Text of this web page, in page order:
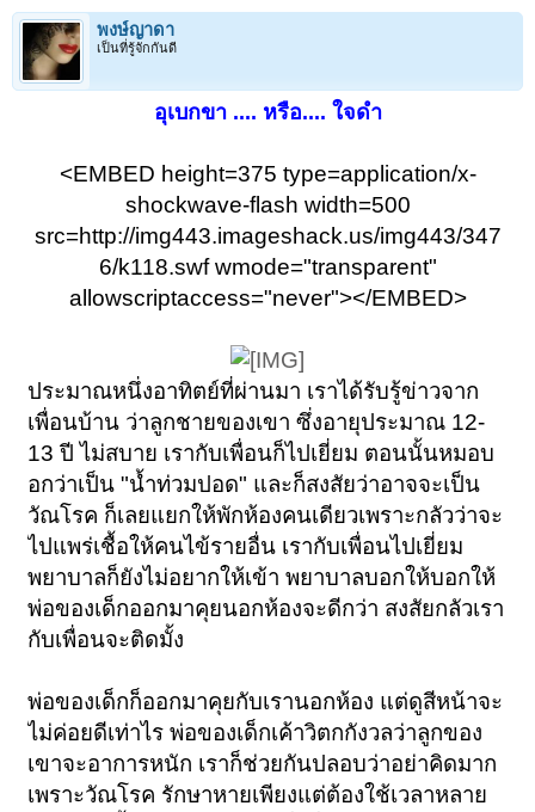
พงษ์ญาดา
เป็นที่รู้จักกันดี
อุเบกขา .... หรือ.... ใจดำ
<EMBED height=375 type=application/x-
shockwave-flash width=500
src=http://img443.imageshack.us/img443/347
6/k118.swf wmode="transparent"
allowscriptaccess="never"></EMBED>
ประมาณหนึ่งอาทิตย์ที่ผ่านมา เราได้รับรู้ข่าวจาก
เพื่อนบ้าน ว่าลูกชายของเขา ซึ่งอายุประมาณ 12-
13 ปี ไม่สบาย เรากับเพื่อนก็ไปเยี่ยม ตอนนั้นหมอบ
อกว่าเป็น "น้ำท่วมปอด" และก็สงสัยว่าอาจจะเป็น
วัณโรค ก็เลยแยกให้พักห้องคนเดียวเพราะกลัวว่าจะ
ไปแพร่เชื้อให้คนไข้รายอื่น เรากับเพื่อนไปเยี่ยม
พยาบาลก็ยังไม่อยากให้เข้า พยาบาลบอกให้บอกให้
พ่อของเด็กออกมาคุยนอกห้องจะดีกว่า สงสัยกลัวเรา
กับเพื่อนจะติดมั้ง
พ่อของเด็กก็ออกมาคุยกับเรานอกห้อง แต่ดูสีหน้าจะ
ไม่ค่อยดีเท่าไร พ่อของเด็กเค้าวิตกกังวลว่าลูกของ
เขาจะอาการหนัก เราก็ช่วยกันปลอบว่าอย่าคิดมาก
เพราะวัณโรค รักษาหายเพียงแต่ต้องใช้เวลาหลาย